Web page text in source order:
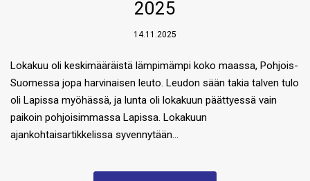
2025
14.11.2025
Lokakuu oli keskimääräistä lämpimämpi koko maassa, Pohjois-
Suomessa jopa harvinaisen leuto. Leudon sään takia talven tulo
oli Lapissa myöhässä, ja lunta oli lokakuun päättyessä vain
paikoin pohjoisimmassa Lapissa. Lokakuun
ajankohtaisartikkelissa syvennytään…